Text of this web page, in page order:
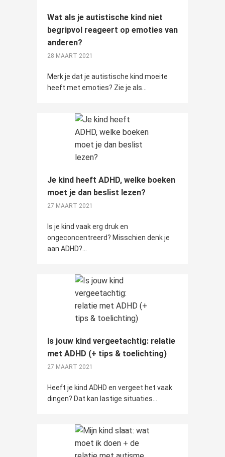
Wat als je autistische kind niet
begripvol reageert op emoties van
anderen?
28 MAART 2021
Merk je dat je autistische kind moeite
heeft met emoties? Zie je als...
Je kind heeft ADHD, welke boeken
moet je dan beslist lezen?
27 MAART 2021
Is je kind vaak erg druk en
ongeconcentreerd? Misschien denk je
aan ADHD?...
Is jouw kind vergeetachtig: relatie
met ADHD (+ tips & toelichting)
27 MAART 2021
Heeft je kind ADHD en vergeet het vaak
dingen? Dat kan lastige situaties...